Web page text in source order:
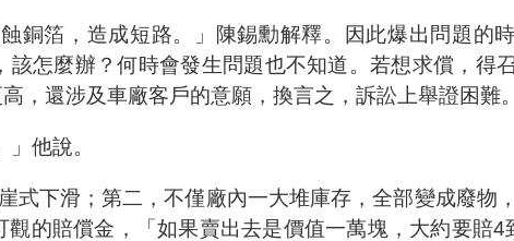
銅箔，造成短路。」陳錫勳解釋。因此爆出問題的
怎麼辦？何時會發生問題也不知道。若想求償，得
，還涉及車廠客戶的意願，換言之，訴訟上舉證困難。
他說。
式下滑；第二，不僅廠內一大堆庫存，全部變成廢物
的賠償金，「如果賣出去是價值一萬塊，大約要賠4